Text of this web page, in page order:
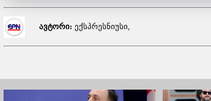
ავტორი: ექსპრესნიუსი,